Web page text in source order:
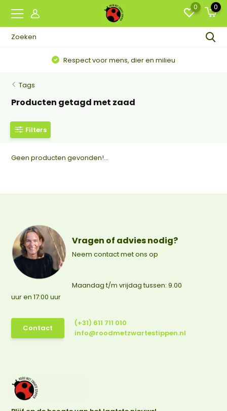
0 0
Respect voor mens, dier en milieu
Tags
Producten getagd met zaad
Filters
Geen producten gevonden!...
Vragen of advies nodig?
Neem contact met ons op
Maandag t/m vrijdag tussen: 9.00
uur en 17:00 uur
Contact
(+31) 611 711 010
info@roodmetzwartestippen.nl